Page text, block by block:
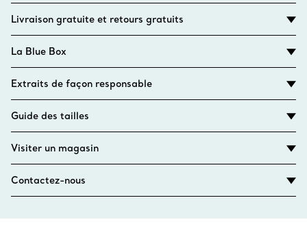
Livraison gratuite et retours gratuits
La Blue Box
Extraits de façon responsable
Guide des tailles
Visiter un magasin
Contactez-nous